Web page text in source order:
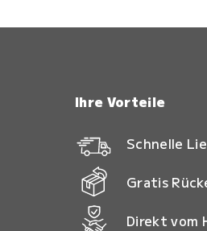
Ihre Vorteile
Schnelle
Gratis
Direkt vom